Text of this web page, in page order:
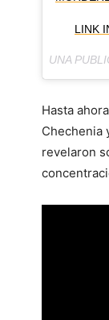
LINK
UNA
Hasta
Chechenia
revelaron